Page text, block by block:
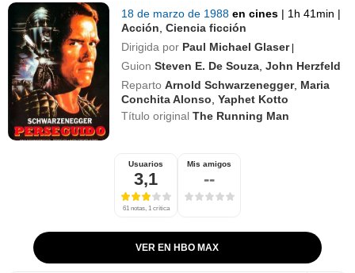
18 de marzo de 1988en cines | 1h 41min |
Acción ,Ciencia ficción
Dirigida por Paul Michael Glaser |
Guion Steven E. De Souza ,John Herzfeld
Reparto Arnold Schwarzenegger, Maria
Conchita Alonso ,Yaphet Kotto
Título originalThe Running Man
Usuarios
3,1
61 notas, 1 crítica
Mis amigos
--
VER EN HBO MAX